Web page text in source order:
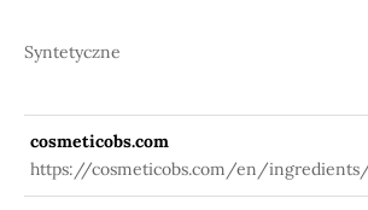
Syntetyczne
cosmeticobs.com
https://cosmeticobs.com/en/
dimethicone-2394